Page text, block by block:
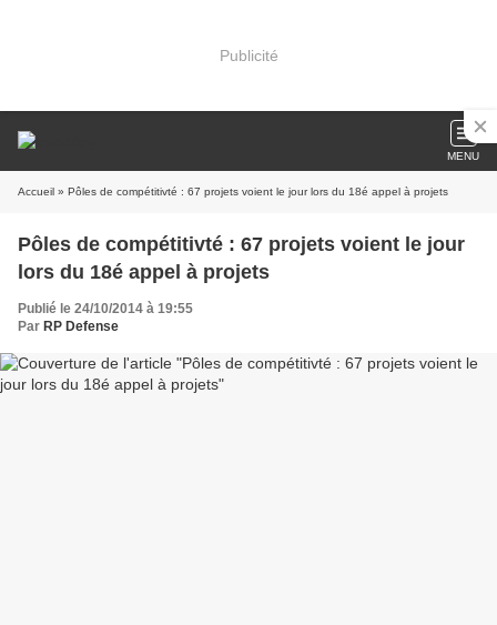
Publicité
MENU
Accueil » Pôles de compétitivté : 67 projets voient le jour lors du 18é appel à projets
Pôles de compétitivté : 67 projets voient le jour
lors du 18é appel à projets
Publié le 24/10/2014 à 19:55
Par RP Defense